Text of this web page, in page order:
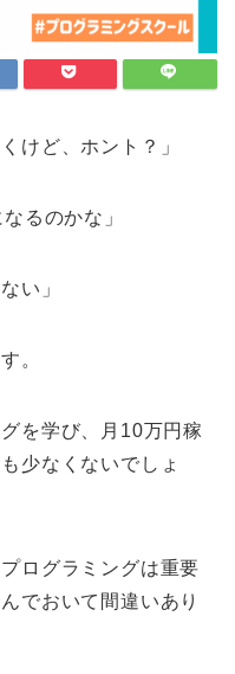
けど、ホント？」
るのかな」
い」
。
を学び、月10万円稼
少なくないでしょ
ログラミングは重要
でおいて間違いあり